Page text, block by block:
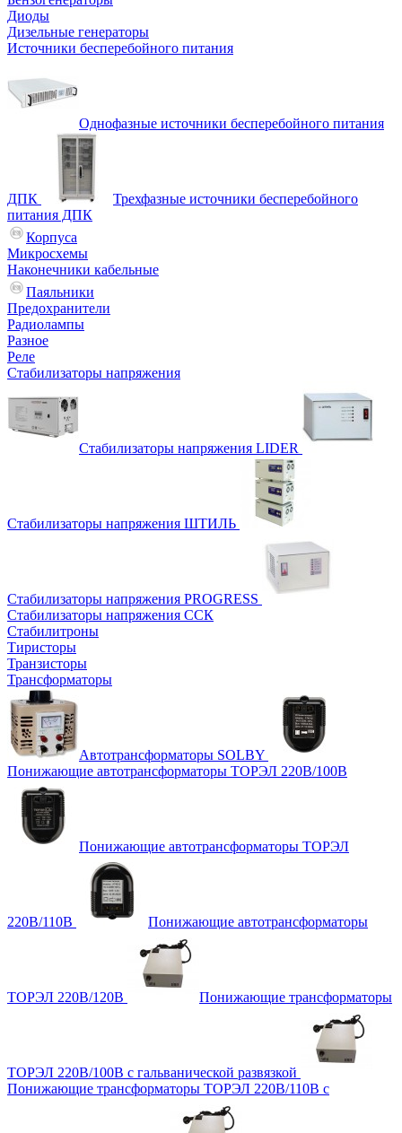
Диоды
Дизельные генераторы
Источники бесперебойного питания
Однофазные источники бесперебойного питания
ДПК
Трехфазные источники бесперебойного
питания ДПК
Корпуса
Микросхемы
Наконечники кабельные
Паяльники
Предохранители
Радиолампы
Разное
Реле
Стабилизаторы напряжения
Стабилизаторы напряжения LIDER
Стабилизаторы напряжения ШТИЛЬ
Стабилизаторы напряжения PROGRESS
Стабилизаторы напряжения ССК
Стабилитроны
Тиристоры
Транзисторы
Трансформаторы
Автотрансформаторы SOLBY
Понижающие автотрансформаторы ТОРЭЛ 220В/100В
Понижающие автотрансформаторы ТОРЭЛ
220В/110В Понижающие автотрансформаторы
ТОРЭЛ 220В/120В Понижающие трансформаторы
ТОРЭЛ 220В/100В с гальванической развязкой
Понижающие трансформаторы ТОРЭЛ 220В/110В с